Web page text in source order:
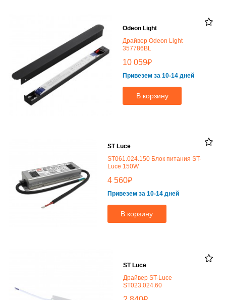
Odeon Light
Драйвер Odeon Light
357786BL
10 059₽
Привезем за 10-14 дней
В корзину
ST Luce
ST061.024.150 Блок питания ST-
Luce 150W
4 560₽
Привезем за 10-14 дней
В корзину
ST Luce
Драйвер ST-Luce
ST023.024.60